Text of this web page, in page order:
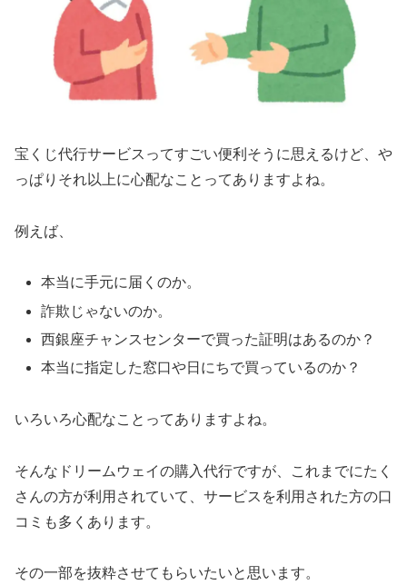
宝くじ代行サービスってすごい便利そうに思えるけど、や
っぱりそれ以上に心配なことってありますよね。
例えば、
本当に手元に届くのか。
詐欺じゃないのか。
西銀座チャンスセンターで買った証明はあるのか？
本当に指定した窓口や日にちで買っているのか？
いろいろ心配なことってありますよね。
そんなドリームウェイの購入代行ですが、これまでにたく
さんの方が利用されていて、サービスを利用された方の口
コミも多くあります。
その一部を抜粋させてもらいたいと思います。